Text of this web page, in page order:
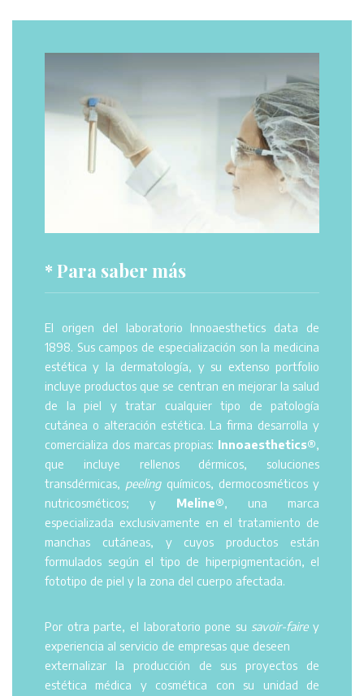
* Para saber más
El origen del laboratorio Innoaesthetics data de
1898. Sus campos de especialización son la medicina
estética y la dermatología, y su extenso portfolio
incluye productos que se centran en mejorar la salud
de la piel y tratar cualquier tipo de patología
cutánea o alteración estética. La firma desarrolla y
comercializa dos marcas propias: Innoaesthetics®,
que incluye rellenos dérmicos, soluciones
transdérmicas, peelingquímicos, dermocosméticos y
nutricosméticos; y Meline®, una marca
especializada exclusivamente en el tratamiento de
manchas cutáneas, y cuyos productos están
formulados según el tipo de hiperpigmentación, el
fototipo de piel y la zona del cuerpo afectada.
Por otra parte, el laboratorio pone su savoir-fairey
experiencia al servicio de empresas que deseen
externalizar la producción de sus proyectos de
estética médica y cosmética con su unidad de